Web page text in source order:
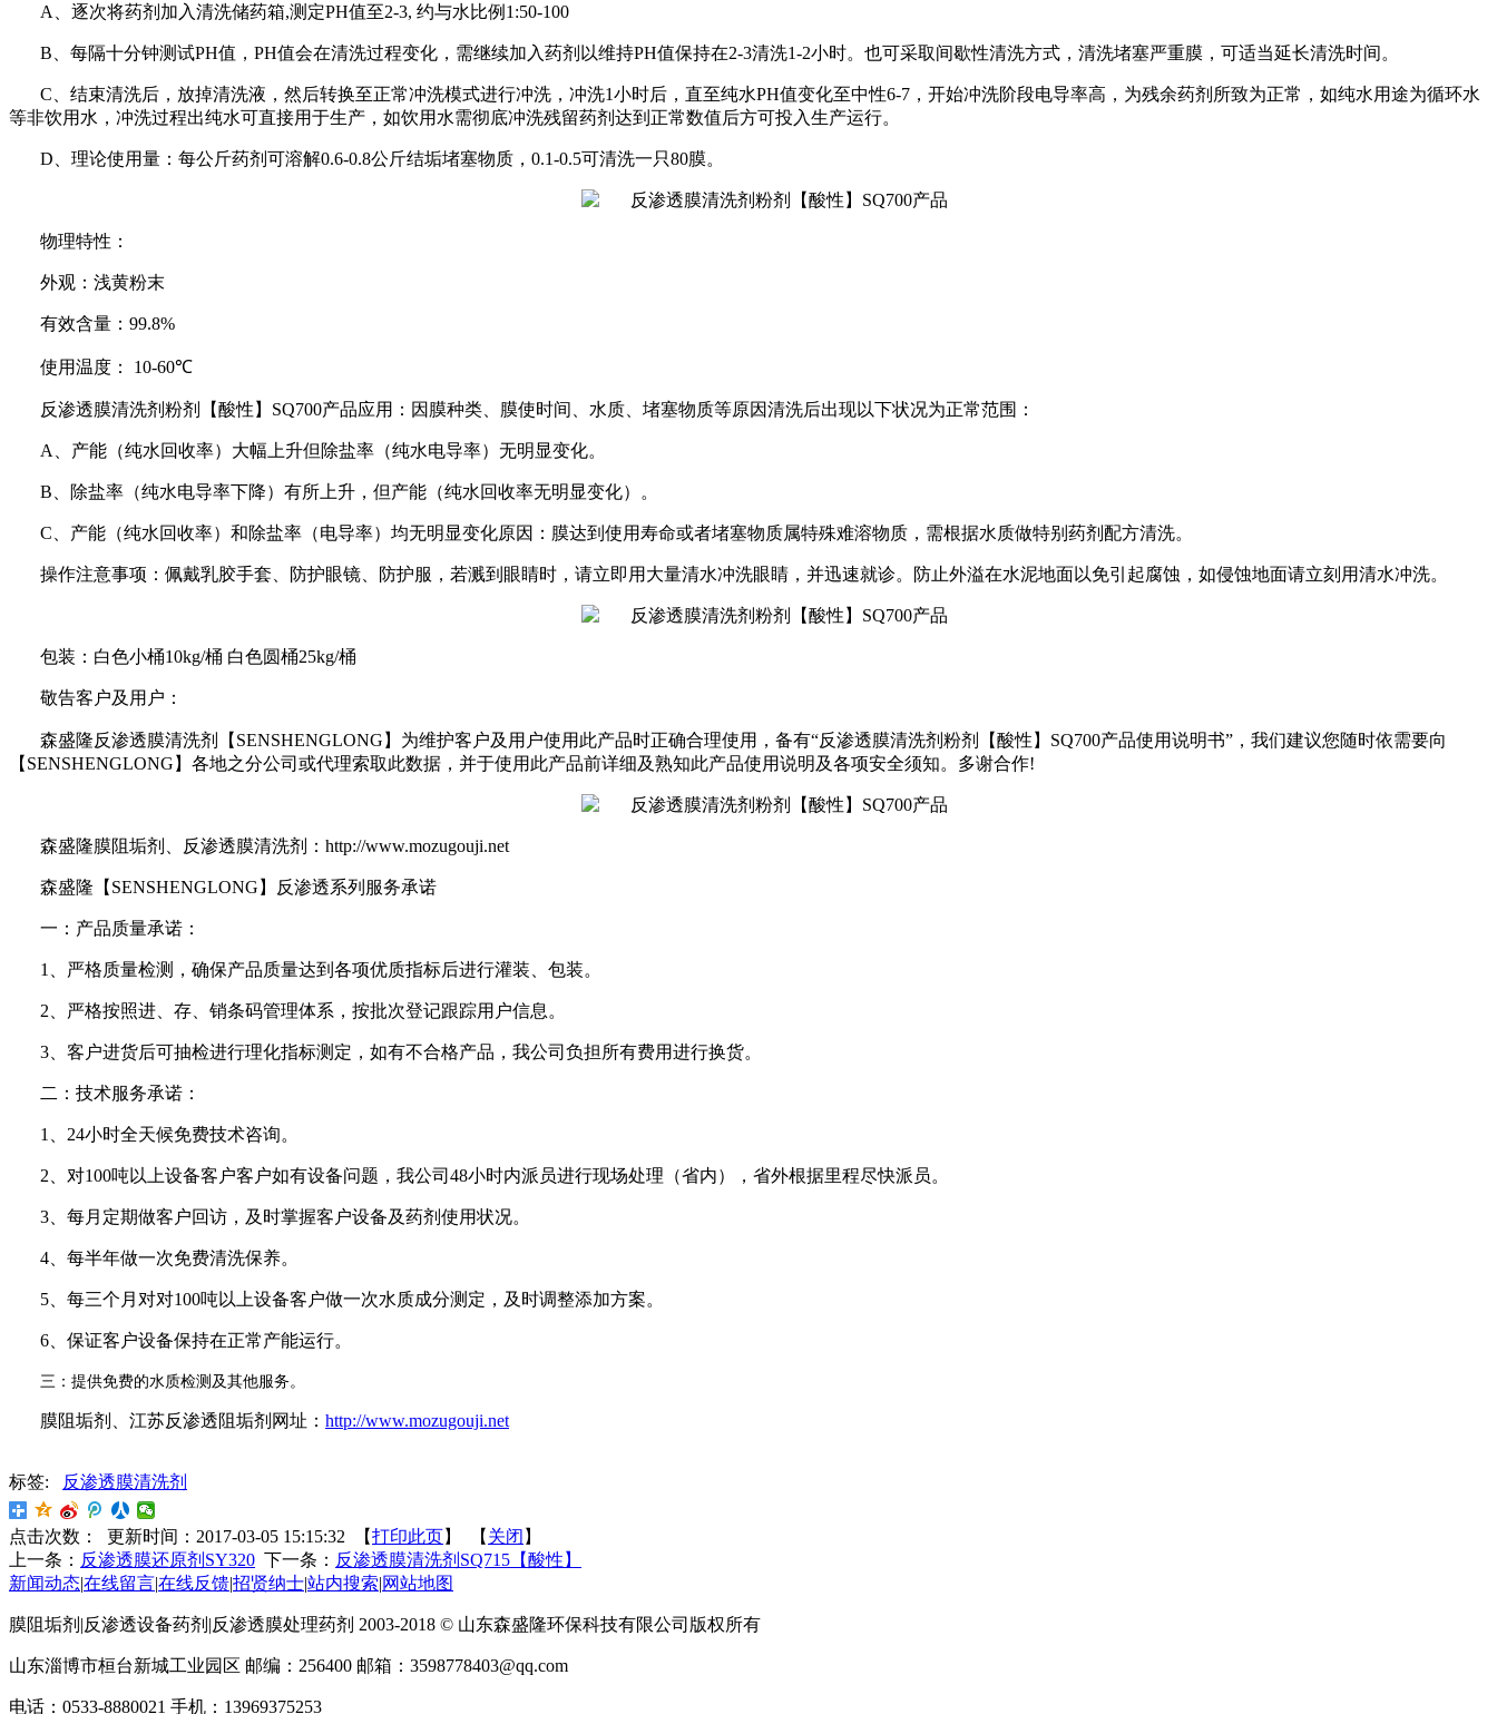
A 、逐次将药剂加入清洗储药箱,测定PH值至2-3, 约与水比例 1:50-100
B 、每隔十分钟测试PH值， PH值会在清洗过程变化，需继续加入药剂以维持PH值保持在2-3清洗1-2小时。也可采取间歇性清洗方式，清洗堵塞严重膜，可适当延长清洗时间。
C 、结束清洗后，放掉清洗液，然后转换至正常冲洗模式进行冲洗，冲洗1小时后，直至纯水PH值变化至中性6-7 ，开始冲洗阶段电导率高，为残余药剂所致为正常，如纯水用途为循环水
等非饮用水，冲洗过程出纯水可直接用于生产，如饮用水需彻底冲洗残留药剂达到正常数值后方可投入生产运行。
D 、理论使用量：每公斤药剂可溶解0.6-0.8公斤结垢堵塞物质， 0.1-0.5可清洗一只80膜。
物理特性：
外观：浅黄粉末
有效含量： 99.8%
使用温度： 10-60℃
反渗透膜清洗剂粉剂 【酸性】 SQ700产品应用：因膜种类、膜使时间、水质、堵塞物质等原因清洗后出现以下状况为正常范围：
A 、产能（纯水回收率）大幅上升但除盐率（纯水电导率）无明显变化。
B 、除盐率（纯水电导率下降）有所上升，但产能（纯水回收率无明显变化）。
C 、产能（纯水回收率）和除盐率（电导率）均无明显变化原因：膜达到使用寿命或者堵塞物质属特殊难溶物质，需根据水质做特别药剂配方清洗。
操作注意事项：佩戴乳胶手套、防护眼镜、防护服，若溅到眼睛时，请立即用大量清水冲洗眼睛，并迅速就诊。防止外溢在水泥地面以免引起腐蚀，如侵蚀地面请立刻用清水冲洗。
包装：白色小桶10kg/桶 白色圆桶25kg/桶
敬告客户及用户：
森盛隆反渗透膜清洗剂【 SENSHENGLONG 】为维护客户及用户使用此产品时正确合理使用，备有“反渗透膜清洗剂粉剂 【酸性】 SQ700产品使用说明书”，我们建议您随时依需要向
【 SENSHENGLONG 】各地之分公司或代理索取此数据，并于使用此产品前详细及熟知此产品使用说明及各项安全须知。多谢合作!
森盛隆膜阻垢剂、反渗透膜清洗剂： http://www.mozugouji.net
森盛隆【SENSHENGLONG】反渗透系列服务承诺
一：产品质量承诺：
1 、严格质量检测，确保产品质量达到各项优质指标后进行灌装、包装。
2 、严格按照进、存、销条码管理体系，按批次登记跟踪用户信息。
3 、客户进货后可抽检进行理化指标测定，如有不合格产品，我公司负担所有费用进行换货。
二：技术服务承诺：
1 24小时全天候免费技术咨询。
2 、对100吨以上设备客户客户如有设备问题，我公司 48小时内派员进行现场处理（省内），省外根据里程尽快派员。
3 、每月定期做客户回访，及时掌握客户设备及药剂使用状况。
4 、每半年做一次免费清洗保养。
5 、每三个月对对100吨以上设备客户做一次水质成分测定，及时调整添加方案。
6 、保证客户设备保持在正常产能运行。
三：提供免费的水质检测及其他服务。
膜阻垢剂、江苏反渗透阻垢剂网址： http://www.mozugouji.net
标签: 反渗透膜清洗剂
点击次数： 更新时间：2017-03-05 15:15:32 【打印此页】 【 关闭 】
上一条： 反渗透膜还原剂SY320 下一条： 反渗透膜清洗剂SQ715【酸性】
新闻动态|在线留言|在线反馈|招贤纳士|站内搜索|网站地图
膜阻垢剂|反渗透设备药剂|反渗透膜处理药剂 2003-2018 © 山东森盛隆环保科技有限公司版权所有
山东淄博市桓台新城工业园区 邮编：256400 邮箱：3598778403@qq.com
电话：0533-8880021 手机：13969375253